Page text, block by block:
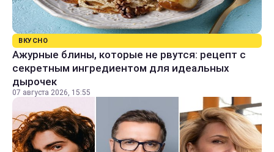
ВКУСНО
Ажурные блины, которые не рвутся: рецепт с
секретным ингредиентом для идеальных
дырочек
07 августа 2026, 15:55